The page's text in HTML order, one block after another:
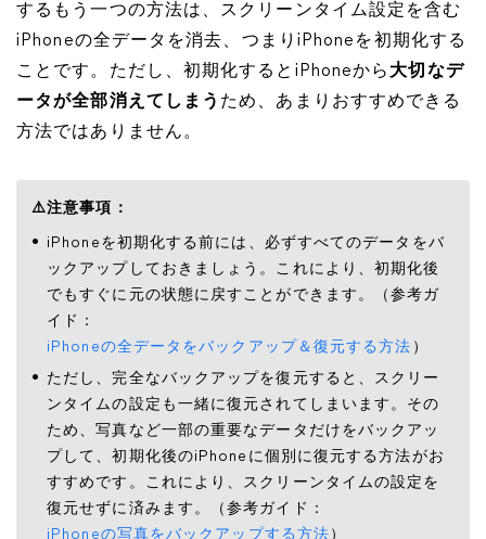
するもう一つの方法は、スクリーンタイム設定を含む
iPhoneの全データを消去、つまりiPhoneを初期化する
ことです。ただし、初期化するとiPhoneから 大切なデ
ータが全部消えてしまう ため、あまりおすすめできる
方法ではありません。
⚠️注意事項：
iPhoneを初期化する前には、必ずすべてのデータをバ
ックアップしておきましょう。これにより、初期化後
でもすぐに元の状態に戻すことができます。（参考ガ
イド：
iPhoneの全データをバックアップ＆復元する方法 ）
ただし、完全なバックアップを復元すると、スクリー
ンタイムの設定も一緒に復元されてしまいます。その
ため、写真など一部の重要なデータだけをバックアッ
プして、初期化後のiPhoneに個別に復元する方法がお
すすめです。これにより、スクリーンタイムの設定を
復元せずに済みます。（参考ガイド：
iPhoneの写真をバックアップする方法 ）